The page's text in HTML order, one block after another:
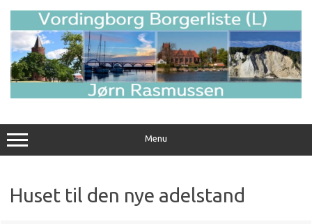
Menu
Huset til den nye adelstand